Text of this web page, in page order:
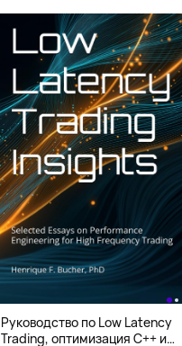
Руководство по Low Latency
Trading, оптимизация C++ и